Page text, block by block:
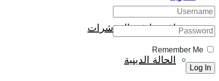
إفريقيا في المؤشرات
الحالة الدينية
Remember Me